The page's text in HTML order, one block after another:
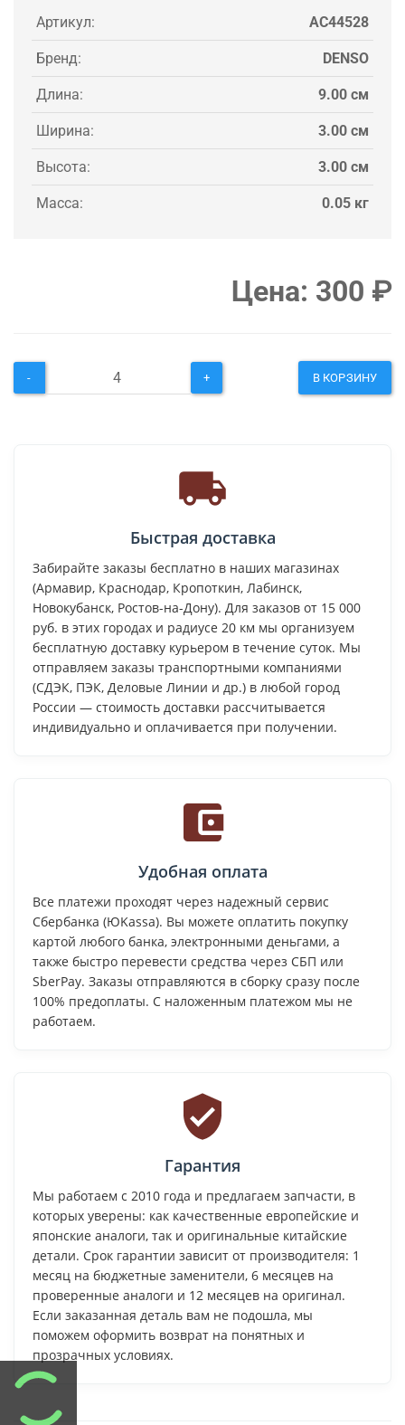
Артикул: AC44528
Бренд: DENSO
Длина: 9.00 см
Ширина: 3.00 см
Высота: 3.00 см
Масса: 0.05 кг
Цена: 300 ₽
- + В КОРЗИНУ
Быстрая доставка
Забирайте заказы бесплатно в наших магазинах
(Армавир, Краснодар, Кропоткин, Лабинск,
Новокубанск, Ростов-на-Дону). Для заказов от 15 000
руб. в этих городах и радиусе 20 км мы организуем
бесплатную доставку курьером в течение суток. Мы
отправляем заказы транспортными компаниями
(СДЭК, ПЭК, Деловые Линии и др.) в любой город
России — стоимость доставки рассчитывается
индивидуально и оплачивается при получении.
Удобная оплата
Все платежи проходят через надежный сервис
Сбербанка (ЮKassa). Вы можете оплатить покупку
картой любого банка, электронными деньгами, а
также быстро перевести средства через СБП или
SberPay. Заказы отправляются в сборку сразу после
100% предоплаты. С наложенным платежом мы не
работаем.
Гарантия
Мы работаем с 2010 года и предлагаем запчасти, в
которых уверены: как качественные европейские и
японские аналоги, так и оригинальные китайские
детали. Срок гарантии зависит от производителя: 1
месяц на бюджетные заменители, 6 месяцев на
проверенные аналоги и 12 месяцев на оригинал.
Если заказанная деталь вам не подошла, мы
поможем оформить возврат на понятных и
прозрачных условиях.